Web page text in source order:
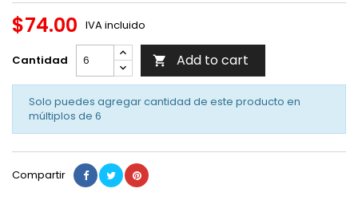
$74.00 IVA incluido
Cantidad  Add to cart
Solo puedes agregar cantidad de este producto en
múltiplos de 6
Compartir